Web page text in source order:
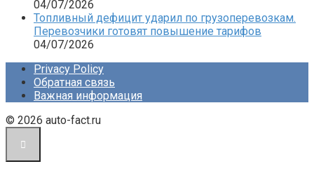
04/07/2026
Топливный дефицит ударил по грузоперевозкам.
Перевозчики готовят повышение тарифов
04/07/2026
Privacy Policy
Обратная связь
Важная информация
© 2026 auto-fact.ru